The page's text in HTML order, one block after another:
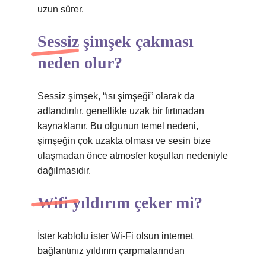
uzun sürer.
Sessiz şimşek çakması
neden olur?
Sessiz şimşek, “ısı şimşeği” olarak da
adlandırılır, genellikle uzak bir fırtınadan
kaynaklanır. Bu olgunun temel nedeni,
şimşeğin çok uzakta olması ve sesin bize
ulaşmadan önce atmosfer koşulları nedeniyle
dağılmasıdır.
Wifi yıldırım çeker mi?
İster kablolu ister Wi-Fi olsun internet
bağlantınız yıldırım çarpmalarından